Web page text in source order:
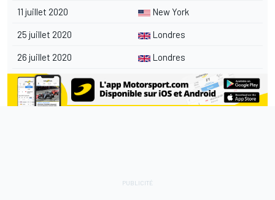
11 juillet 2020 New York
25 juillet 2020 Londres
26 juillet 2020 Londres